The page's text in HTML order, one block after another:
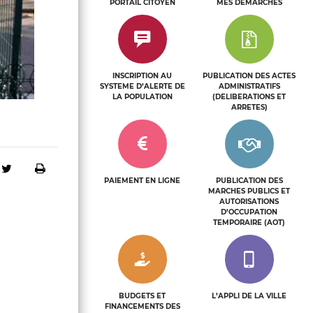
sur Facebook
Partager sur Twitter
PORTAIL CITOYEN MES DEMARCHES
INSCRIPTION AU
SYSTEME D’ALERTE DE
LA POPULATION
PUBLICATION DES ACTES
ADMINISTRATIFS
(DELIBERATIONS ET
ARRETES)
PAIEMENT EN LIGNE
PUBLICATION DES
MARCHES PUBLICS ET
AUTORISATIONS
D’OCCUPATION
TEMPORAIRE (AOT)
BUDGETS ET
FINANCEMENTS DES
L’APPLI DE LA VILLE